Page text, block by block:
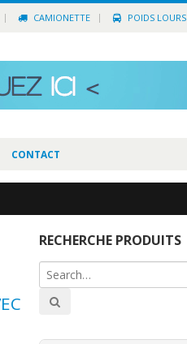
CAMIONETTE POIDS LOURS
CONTACT
RECHERCHE PRODUITS